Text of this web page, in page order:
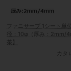
ファニサーブ 1シート単位（100個）直
径：10φ（厚み：2mm/
茶】
カタ